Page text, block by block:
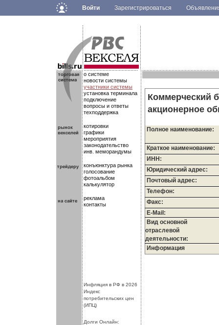
Войти Зарегистрироваться
.
.о системе
новости системы
участники системы
установка терминала
подключение
вопросы и ответы
техподдержка
котировки
графики
мероприятия
законодательство
инв. меморандумы
конъюнктура рынка
голосование
фотоальбом
калькулятор
реклама
контакты
.
Коммерческий
акционерное
Полное наименование:
Краткое наименование:
ИНН:
Юридический адрес:
Почтовый адрес:
Телефон:
Факс:
E-Mail:
Вид основной
отраслевой
деятельности:
Информация
.Инфляция в РФ в 2026
Индекс
потребительских цен
(ИПЦ)
Долги Онлайн:
.